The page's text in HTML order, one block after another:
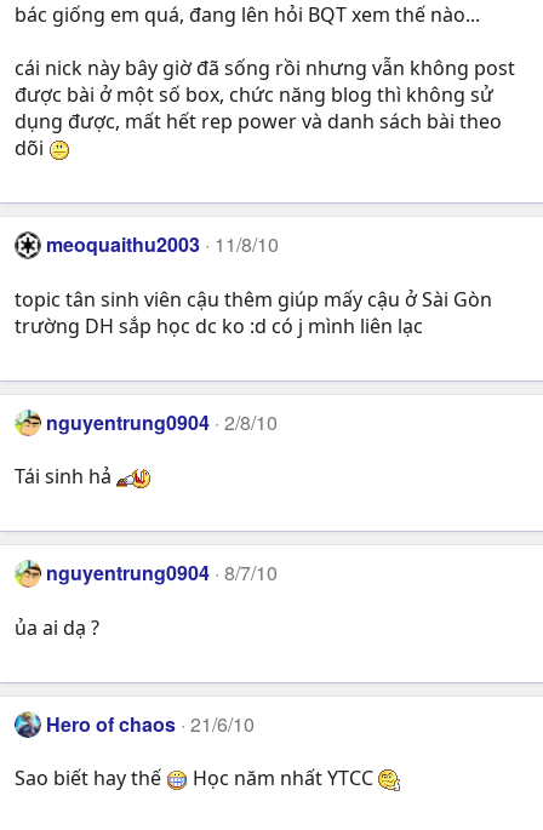
bác giống em quá, đang lên hỏi BQT xem thế nào...
cái nick này bây giờ đã sống rồi nhưng vẫn không post
được bài ở một số box, chức năng blog thì không sử
dụng được, mất hết rep power và danh sách bài theo
dõi
meoquaithu2003 11/8/10
topic tân sinh viên cậu thêm giúp mấy cậu ở Sài Gòn
trường DH sắp học dc ko :d có j mình liên lạc
nguyentrung0904 2/8/10
Tái sinh hả
nguyentrung0904 8/7/10
ủa ai dạ ?
Hero of chaos 21/6/10
Sao biết hay thế Học năm nhất YTCC